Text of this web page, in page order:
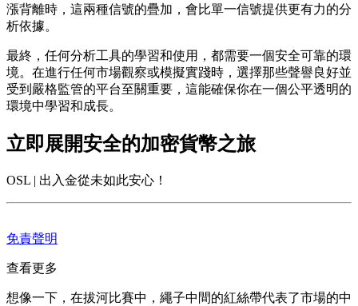
漲背離時，這兩種信號的疊加，會比單一信號提供更有力的分
析依據。
最終，任何分析工具的學習和使用，都需要一個安全可靠的環
境。在進行任何市場觀察或模擬實踐時，選擇那些聲譽良好並
受到嚴格監管的平台至關重要，這能確保你在一個公平透明的
環境中學習和成長。
立即展開安全的加密貨幣之旅
OSL | 出入金從未如此安心！
免責聲明
查看更多
想像一下，在拔河比賽中，繩子中間的紅絲帶代表了市場的中